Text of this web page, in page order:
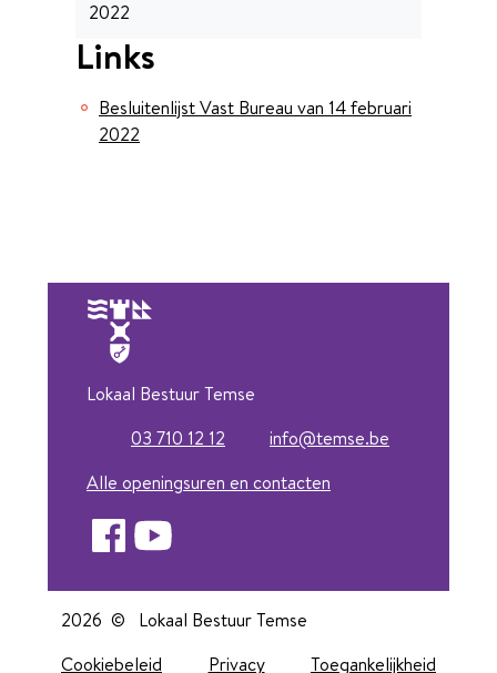
2022
Links
Besluitenlijst Vast Bureau van 14 februari
2022
Lokaal Bestuur Temse
03 710 12 12
E-mail info@temse.be
Alle openingsuren en contacten
FacebookYouTube
2026 © Lokaal Bestuur Temse
Cookiebeleid
Privacy Toegankelijkheid